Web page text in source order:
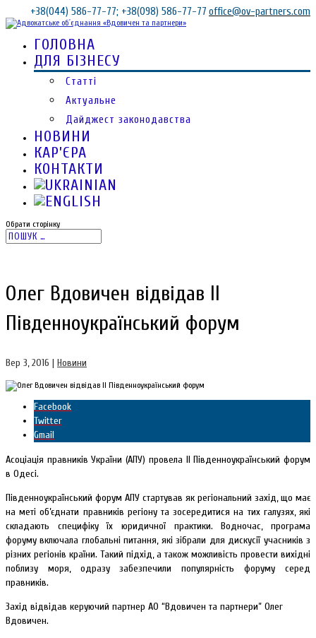
+38(044) 586-77-77; +38(098) 586-77-77 office@ov-partners.com
ГОЛОВНА
ДЛЯ БІЗНЕСУ
Статті
Актуальне
Дайджест законодавства
НОВИНИ
КАР’ЄРА
КОНТАКТИ
Обрати сторінку
Олег Вдовичен відвідав ІІ
Південноукраїнський форум
Вер 3, 2016 | Новини
Facebook
Twitter
Gmail
Асоціація правників України (АПУ) провела ІІ Південноукраїнський форум
в Одесі.
Південноукраїнський форум АПУ стартував як регіональний захід, що має
на меті об’єднати правників регіону та зосередитися на тих галузях, які
складають специфіку їх юридичної практики. Водночас, програма
форуму включала глобальні питання, які зібрали для дискусії учасників з
різних регіонів країни. Такий підхід, а також можливість провести вихідні
поблизу моря, одразу забезпечили популярність форуму серед
правників.
Захід відвідав керуючий партнер АО “Вдовичен та партнери” Олег
Вдовичен.